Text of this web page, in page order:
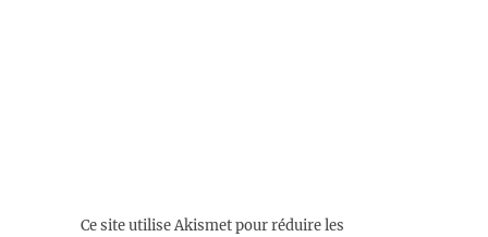
Ce site utilise Akismet pour réduire les